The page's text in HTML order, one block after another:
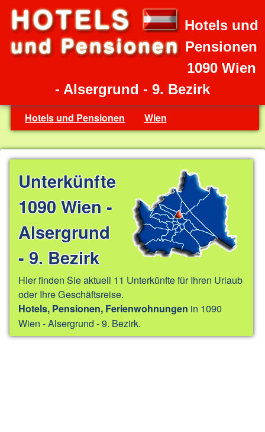
Hotels und
Pensionen
1090 Wien
- Alsergrund - 9. Bezirk
Hotels und Pensionen Wien
Unterkünfte
1090 Wien -
Alsergrund
- 9. Bezirk
Hier finden Sie aktuell 11 Unterkünfte für Ihren Urlaub
oder Ihre Geschäftsreise.
Hotels, Pensionen, Ferienwohnungen in 1090
Wien - Alsergrund - 9. Bezirk.